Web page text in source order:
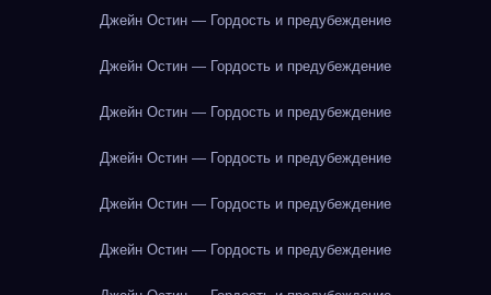
Джейн Остин — Гордость и предубеждение
Джейн Остин — Гордость и предубеждение
Джейн Остин — Гордость и предубеждение
Джейн Остин — Гордость и предубеждение
Джейн Остин — Гордость и предубеждение
Джейн Остин — Гордость и предубеждение